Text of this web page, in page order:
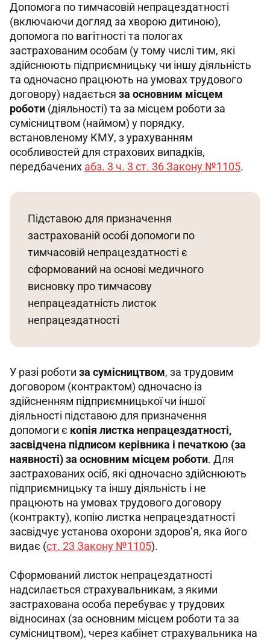
Допомога по тимчасовій непрацездатності
(включаючи догляд за хворою дитиною),
допомога по вагітності та пологах
застрахованим особам (у тому числі тим, які
здійснюють підприємницьку чи іншу діяльність
та одночасно працюють на умовах трудового
договору) надається за основним місцем
роботи (діяльності) та за місцем роботи за
сумісництвом (наймом) у порядку,
встановленому КМУ, з урахуванням
особливостей для страхових випадків,
передбачених абз. 3 ч. 3 ст. 36 Закону №1105.
Підставою для призначення
застрахованій особі допомоги по
тимчасовій непрацездатності є
сформований на основі медичного
висновку про тимчасову
непрацездатність листок
непрацездатності
У разі роботи за сумісництвом, за трудовим
договором (контрактом) одночасно із
здійсненням підприємницької чи іншої
діяльності підставою для призначення
допомоги є копія листка непрацездатності,
засвідчена підписом керівника і печаткою (за
наявності) за основним місцем роботи. Для
застрахованих осіб, які одночасно здійснюють
підприємницьку та іншу діяльність і не
працюють на умовах трудового договору
(контракту), копію листка непрацездатності
засвідчує установа охорони здоров’я, яка його
видає (ст. 23 Закону №1105).
Сформований листок непрацездатності
надсилається страхувальникам, з якими
застрахована особа перебуває у трудових
відносинах (за основним місцем роботи та за
сумісництвом), через кабінет страхувальника на